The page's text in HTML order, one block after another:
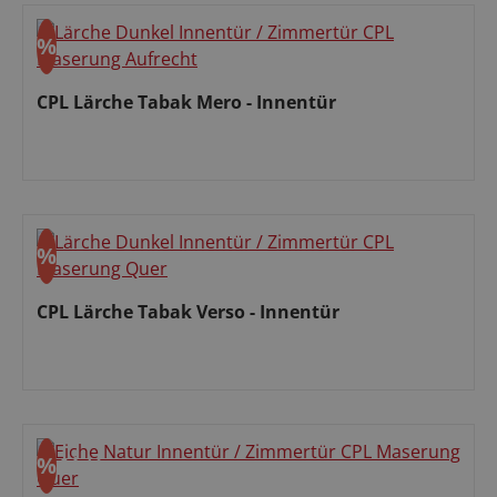
Rabatt
%
CPL Lärche Tabak Mero - Innentür
Rabatt
%
CPL Lärche Tabak Verso - Innentür
Rabatt
%Aktion